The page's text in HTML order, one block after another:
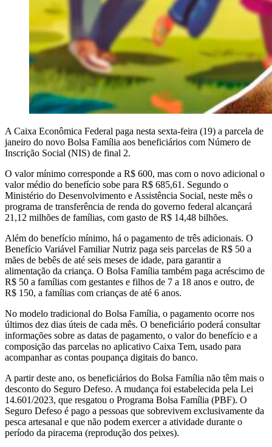
A Caixa Econômica Federal paga nesta sexta-feira (19) a parcela de
janeiro do novo Bolsa Família aos beneficiários com Número de
Inscrição Social (NIS) de final 2.
O valor mínimo corresponde a R$ 600, mas com o novo adicional o
valor médio do benefício sobe para R$ 685,61. Segundo o
Ministério do Desenvolvimento e Assistência Social, neste mês o
programa de transferência de renda do governo federal alcançará
21,12 milhões de famílias, com gasto de R$ 14,48 bilhões.
Além do benefício mínimo, há o pagamento de três adicionais. O
Benefício Variável Familiar Nutriz paga seis parcelas de R$ 50 a
mães de bebês de até seis meses de idade, para garantir a
alimentação da criança. O Bolsa Família também paga acréscimo de
R$ 50 a famílias com gestantes e filhos de 7 a 18 anos e outro, de
R$ 150, a famílias com crianças de até 6 anos.
No modelo tradicional do Bolsa Família, o pagamento ocorre nos
últimos dez dias úteis de cada mês. O beneficiário poderá consultar
informações sobre as datas de pagamento, o valor do benefício e a
composição das parcelas no aplicativo Caixa Tem, usado para
acompanhar as contas poupança digitais do banco.
A partir deste ano, os beneficiários do Bolsa Família não têm mais o
desconto do Seguro Defeso. A mudança foi estabelecida pela Lei
14.601/2023, que resgatou o Programa Bolsa Família (PBF). O
Seguro Defeso é pago a pessoas que sobrevivem exclusivamente da
pesca artesanal e que não podem exercer a atividade durante o
período da piracema (reprodução dos peixes).